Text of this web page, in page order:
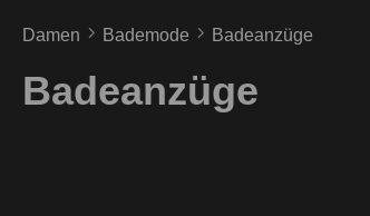
Damen Bademode Badeanzüge
Badeanzüge